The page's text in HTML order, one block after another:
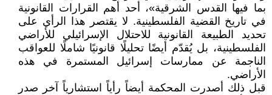
بما فيها القدس الشرقية»، أحد أهم القرارات القانونية
في تاريخ القضية الفلسطينية. لا يقتصر هذا الرأي على
تحديد الطبيعة القانونية للاحتلال الإسرائيلي للأراضي
الفلسطينية، بل يُقدّم أيضًا تحليلًا قانونيًا شاملًا للعواقب
الناجمة عن ممارسات إسرائيل المستمرة في هذه
الأراضي.
قبل ذلك أصدرت المحكمة أيضاً رأياً استشارياً آخر صدر